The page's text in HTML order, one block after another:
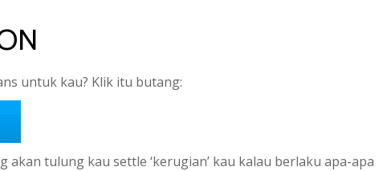
untuk kau? Klik itu butang:
akan tulung kau settle ‘kerugian’ kau kalau berlaku apa-apa